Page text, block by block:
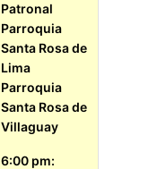
Patronal
Parroquia
Santa Rosa de
Lima
Parroquia
Santa Rosa de
Villaguay
6:00 pm: